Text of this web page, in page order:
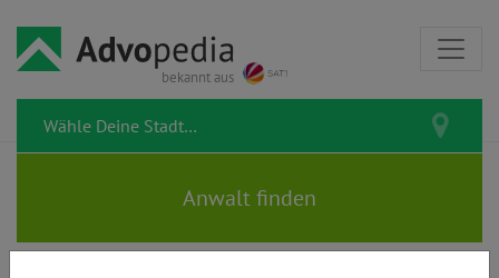
bekannt aus